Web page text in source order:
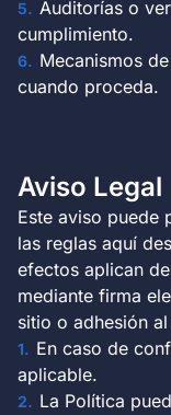
Auditorías o
cumplimiento.
Mecanismos
cuando proceda.
Aviso Legal
Este aviso puede
las reglas aquí
efectos aplican
mediante firma
sitio o adhesión
En caso de
aplicable.
La Política